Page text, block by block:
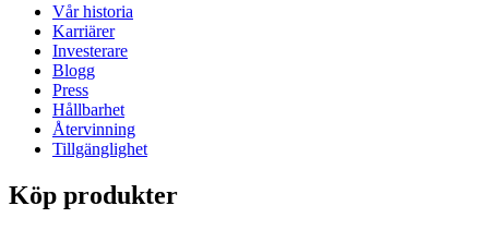
Vår historia
Karriärer
Investerare
Blogg
Press
Hållbarhet
Återvinning
Tillgänglighet
Köp produkter